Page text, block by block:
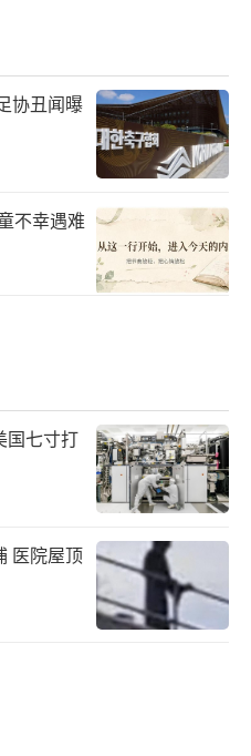
协丑闻曝
不幸遇难
国七寸打
医院屋顶